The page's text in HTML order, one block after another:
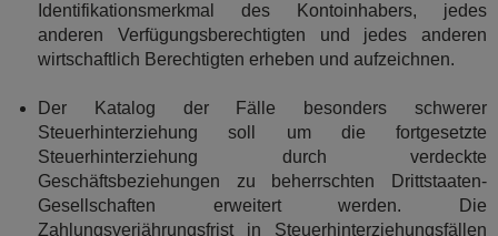
Identifikationsmerkmal des Kontoinhabers, jedes
anderen Verfügungsberechtigten und jedes anderen
wirtschaftlich Berechtigten erheben und aufzeichnen.
Der Katalog der Fälle besonders schwerer
Steuerhinterziehung soll um die fortgesetzte
Steuerhinterziehung durch verdeckte
Geschäftsbeziehungen zu beherrschten Drittstaaten-
Gesellschaften erweitert werden. Die
Zahlungsverjährungsfrist in Steuerhinterziehungsfällen